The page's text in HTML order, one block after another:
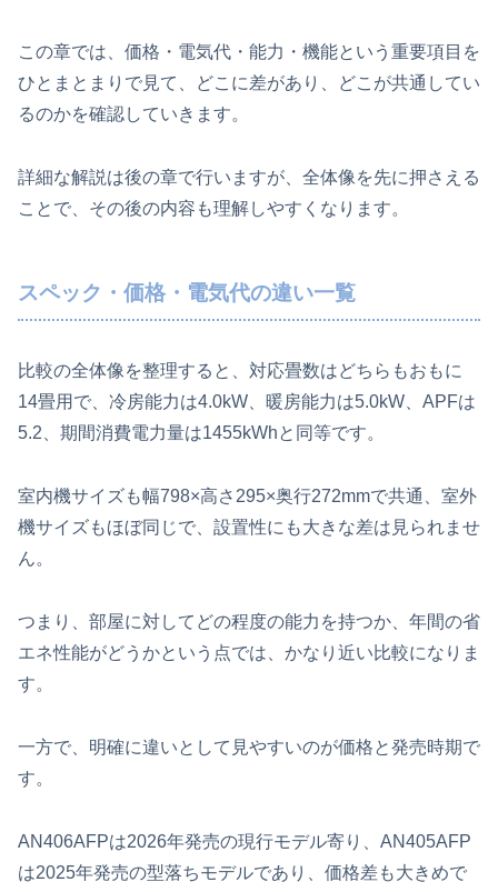
この章では、価格・電気代・能力・機能という重要項目を
ひとまとまりで見て、どこに差があり、どこが共通してい
るのかを確認していきます。
詳細な解説は後の章で行いますが、全体像を先に押さえる
ことで、その後の内容も理解しやすくなります。
スペック・価格・電気代の違い一覧
比較の全体像を整理すると、対応畳数はどちらもおもに
14畳用で、冷房能力は4.0kW、暖房能力は5.0kW、APFは
5.2、期間消費電力量は1455kWhと同等です。
室内機サイズも幅798×高さ295×奥行272mmで共通、室外
機サイズもほぼ同じで、設置性にも大きな差は見られませ
ん。
つまり、部屋に対してどの程度の能力を持つか、年間の省
エネ性能がどうかという点では、かなり近い比較になりま
す。
一方で、明確に違いとして見やすいのが価格と発売時期で
す。
AN406AFPは2026年発売の現行モデル寄り、AN405AFP
は2025年発売の型落ちモデルであり、価格差も大きめで